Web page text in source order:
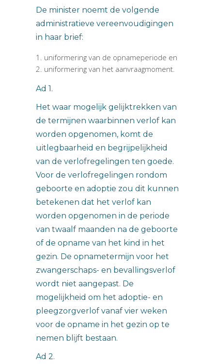
De minister noemt de volgende
administratieve vereenvoudigingen
in haar brief:
uniformering van de opnameperiode en
uniformering van het aanvraagmoment.
Ad 1.
Het waar mogelijk gelijktrekken van
de termijnen waarbinnen verlof kan
worden opgenomen, komt de
uitlegbaarheid en begrijpelijkheid
van de verlofregelingen ten goede.
Voor de verlofregelingen rondom
geboorte en adoptie zou dit kunnen
betekenen dat het verlof kan
worden opgenomen in de periode
van twaalf maanden na de geboorte
of de opname van het kind in het
gezin. De opnametermijn voor het
zwangerschaps- en bevallingsverlof
wordt niet aangepast. De
mogelijkheid om het adoptie- en
pleegzorgverlof vanaf vier weken
voor de opname in het gezin op te
nemen blijft bestaan.
Ad 2.